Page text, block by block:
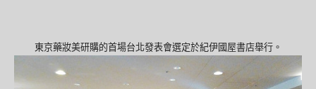
東京藥妝美研購的首場台北發表會選定於紀伊國屋書店舉行。